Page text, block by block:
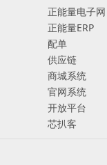
正能量电子网
正能量ERP
配单
供应链
商城系统
官网系统
开放平台
芯扒客